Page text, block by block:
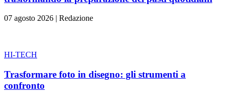
07 agosto 2026 | Redazione
HI-TECH
Trasformare foto in disegno: gli strumenti a
confronto